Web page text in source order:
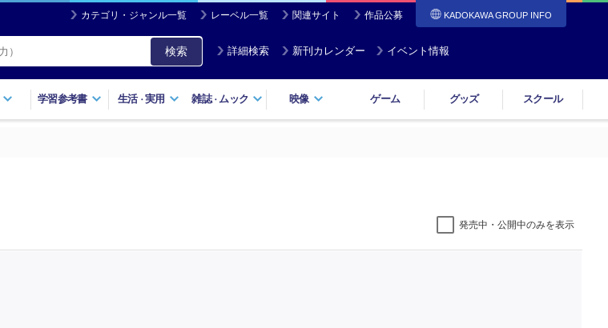
カテゴリ・ジャンル一覧 レーベル一覧 関連サイト 作品公募 KADOKAWA GROUP INFO
検索 詳細検索 新刊カレンダー イベント情報
学習参考書 生活・実用 雑誌・ ムック 映像 ゲーム グッズ スクール
発売中・公開中のみを表示